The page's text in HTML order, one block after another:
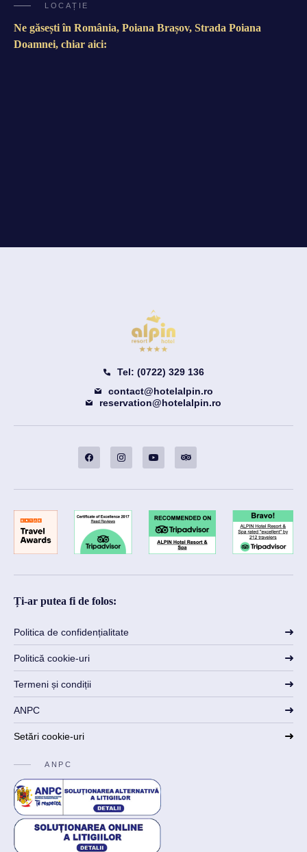
LOCAȚIE
Ne găsești în România, Poiana Brașov, Strada Poiana
Doamnei, chiar aici:
Tel: (0722) 329 136
contact@hotelalpin.ro
reservation@hotelalpin.ro
Ți-ar putea fi de folos:
Politica de confidențialitate
Politică cookie-uri
Termeni și condiții
ANPC
Setări cookie-uri
ANPC